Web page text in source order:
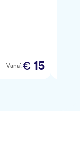
Vanaf:€ 15